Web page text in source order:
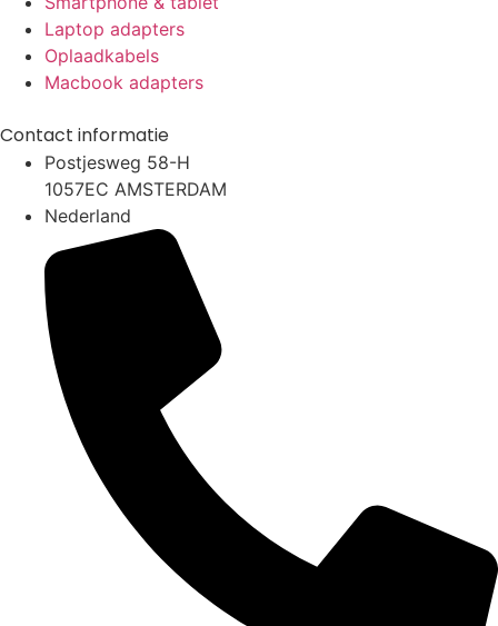
Laptop adapters
Oplaadkabels
Macbook adapters
Contact informatie
Postjesweg 58-H
1057EC AMSTERDAM
Nederland